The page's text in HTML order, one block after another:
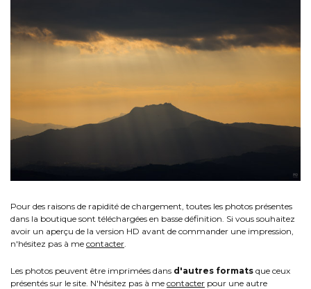
Pour des raisons de rapidité de chargement, toutes les photos présentes
dans la boutique sont téléchargées en basse définition. Si vous souhaitez
avoir un aperçu de la version HD avant de commander une impression,
n'hésitez pas à me contacter
Les photos peuvent être imprimées dans d'autres formats que ceux
présentés sur le site. N'hésitez pas à me contacter pour une autre